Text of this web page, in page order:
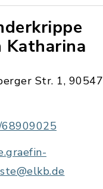
Katharina
Str. 1, 90547